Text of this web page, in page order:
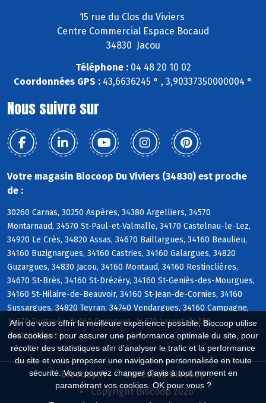
Afin de vous offrir la meilleure expérience possible, Biocoop utilise
des cookies : pour assurer une performance optimale du site, pour
récolter des statistiques afin d'analyser le trafic et la performance
du site et vous proposer une navigation personnalisée en toute
sécurité. Vous pouvez changer d'avis à tout moment en
paramétrant vos cookies. OK pour vous ?
15 rue du Clos du Viviers
Centre Commercial Espace Bocaud
34830 Jacou
Téléphone :04 48 20 10 02
Coordonnées GPS : 43,6636245 ° , 3,90337350000004 °
Nous suivre sur
Votre magasin Biocoop Du Viviers (34830) est proche
de :
30260 Carnas, 30250 Aspères, 34380 Argelliers, 34570
Montarnaud, 34570 St-Paul-et-Valmalle, 34170 Castelnau-le-Lez,
34920 Le Crès, 34820 Assas, 34670 Baillargues, 34160 Beaulieu,
34160 Buzignargues, 34160 Castries, 34160 Galargues, 34820
Guzargues, 34830 Jacou, 34160 Montaud, 34160 Restinclières,
34670 St-Brès, 34160 St-Drézéry, 34160 St-Geniès-des-Mourgues,
34160 St-Hilaire-de-Beauvoir, 34160 St-Jean-de-Cornies, 34160
Sussargues, 34820 Teyran, 34740 Vendargues, 34160 Campagne,
34270 Fontanès, 34160 Garrigues, 34270 Lauret, 34270
Sauteyrargues
Biocoop.fr
Le réseau Biocoop
Copyright Biocoop 2026